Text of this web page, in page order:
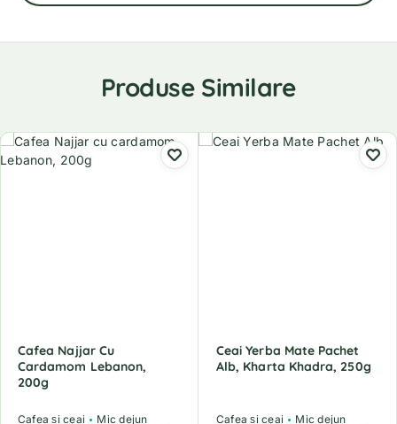
Produse Similare
Cafea Najjar Cu
Cardamom Lebanon,
200g
Cafea și ceai Mic dejun
Ceai Yerba Mate Pachet
Alb, Kharta Khadra, 250g
Cafea și ceai Mic dejun